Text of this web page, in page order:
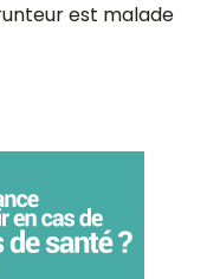
est malade